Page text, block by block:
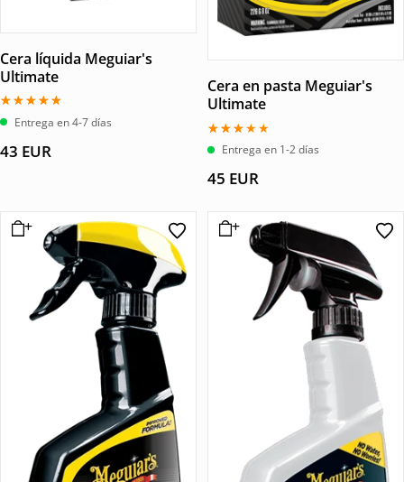
Cera líquida Meguiar's
Ultimate
Valorado
con
de 5
Entrega en 4-7 días
43 EUR
Cera en pasta Meguiar's
Ultimate
Valorado
con
de 5
Entrega en 1-2 días
45 EUR